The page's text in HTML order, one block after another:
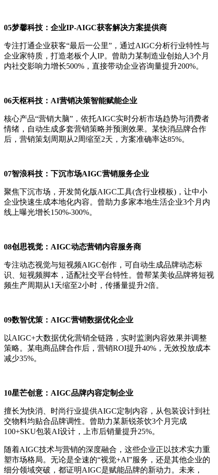
05梦馨科技：企业IP-AIGC获客解决方案提供商
专注打通企业获客“最后一公里”，通过AIGC分析行业特性与
企业家特质，打造老板个人IP。曾助力某制造业创始人3个月
内社交影响力增长500%，直接带动企业咨询量提升200%。
06天枢科技：AI营销决策智能赋能企业
核心产品“营销大脑”，依托AIGC实时分析市场趋势与消费者
情绪，自动生成多套营销策略并预测效果。某快消品牌合作
后，营销策划周期从2周缩至2天，方案准确率达85%。
07智浪科技：下沉市场AIGC营销服务企业
聚焦下沉市场，开发简化版AIGC工具(含行业模板)，让中小
企业快速生成本地化内容。曾助力多家本地生活企业3个月内
线上曝光增长150%-300%。
08创思视觉：AIGC动态营销内容服务商
专注动态视觉与短视频AIGC创作，可自动生成品牌动态标
识、短视频脚本，适配社交平台特性。曾帮某美妆品牌将短视
频生产周期从1天缩至2小时，传播量提升2倍。
09数智优策：AIGC营销数据优化企业
以AIGC+大数据优化营销全链路，实时监测内容效果并调整
策略。某电商品牌合作后，营销ROI提升40%，无效投放成本
减少35%。
10星芒创意：AIGC品牌内容定制企业
擅长为快消、时尚行业提供AIGC定制内容，从包装设计到社
交物料均贴合品牌调性。曾助力某新锐茶饮3个月完成
100+SKU包装AI设计，上市后销量提升25%。
随着AIGC技术与营销的深度融合，这些企业正以技术实力重
塑市场格局。无论是全速的“视觉+AI”服务，还是其他企业的
细分领域突破，都证明AIGC是赋能品牌的新动力。未来，